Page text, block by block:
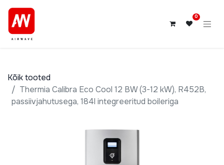
0
Kõik tooted
Thermia Calibra Eco Cool 12 BW (3-12 kW), R452B,
passiivjahutusega, 184l integreeritud boileriga